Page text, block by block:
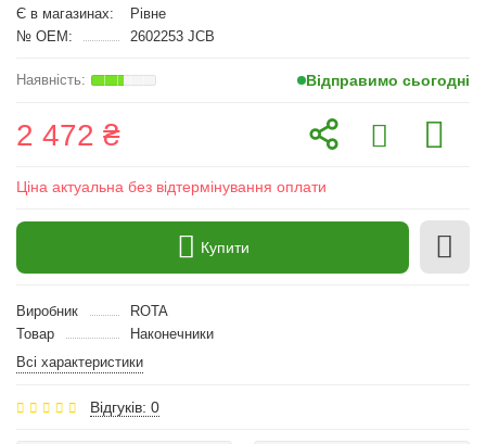
Є в магазинах:
Рівне
№ OEM:
2602253 JCB
Відправимо сьогодні
2 472 ₴
Ціна актуальна без відтермінування оплати
Купити
Виробник
ROTA
Товар
Наконечники
Всі характеристики
Відгуків: 0